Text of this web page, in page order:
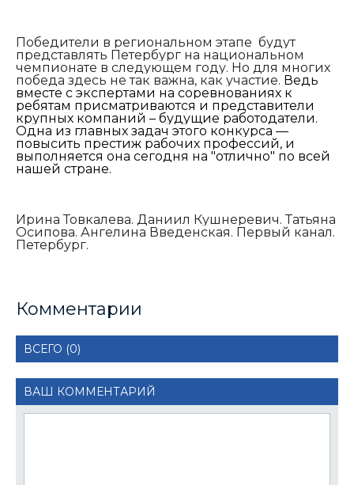
Победители в региональном этапе будут
представлять Петербург на национальном
чемпионате в следующем году. Но для многих
победа здесь не так важна, как участие. Ведь
вместе с экспертами на соревнованиях к
ребятам присматриваются и представители
крупных компаний – будущие работодатели.
Одна из главных задач этого конкурса —
повысить престиж рабочих профессий, и
выполняется она сегодня на "отлично" по всей
нашей стране.
Ирина Товкалева. Даниил Кушнеревич. Татьяна
Осипова. Ангелина Введенская. Первый канал.
Петербург.
Комментарии
ВСЕГО (0)
ВАШ КОММЕНТАРИЙ